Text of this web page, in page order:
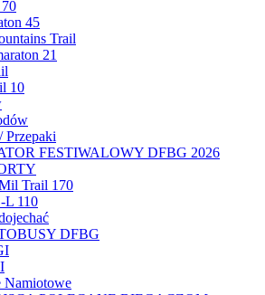
45
Trail
21
10
Przepaki
FESTIWALOWY DFBG 2026
Trail 170
L 110
DFBG
Namiotowe